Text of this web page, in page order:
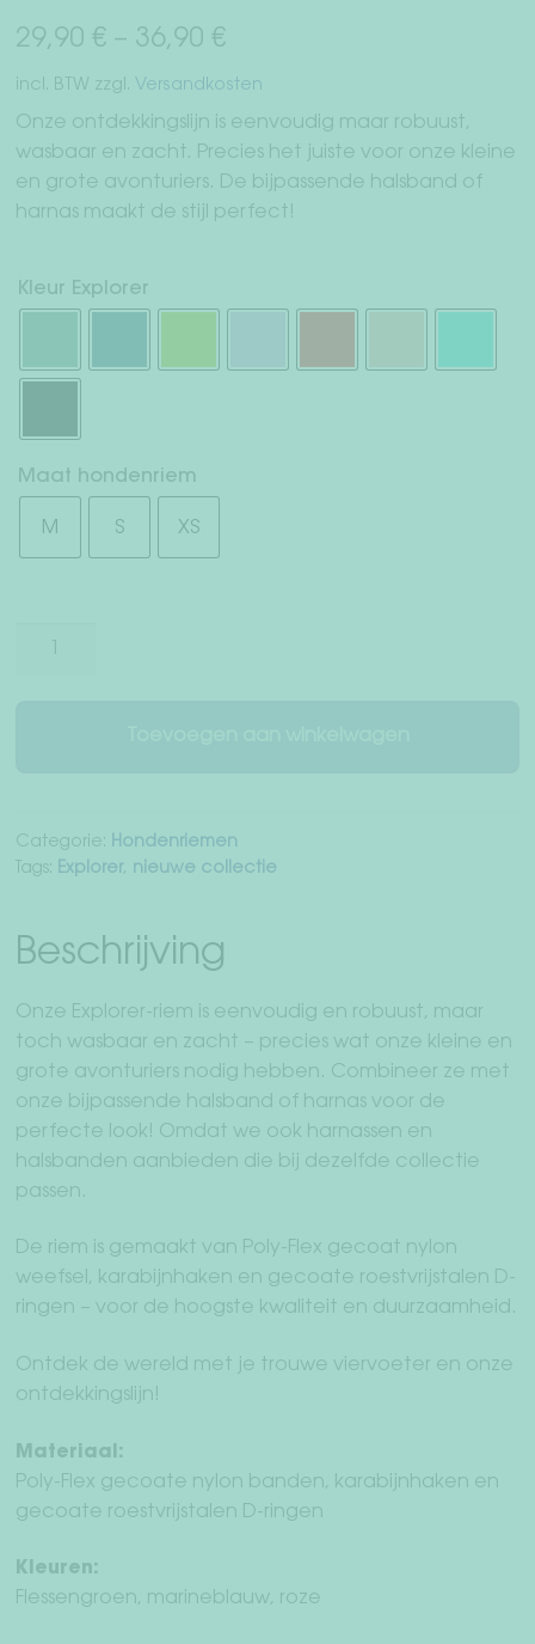
Herroepingsrecht
Servicevoorwaarden
Privacy
Afdruk
29,90 €– 36,90 €
incl. BTW zzgl. Versandkosten
Onze ontdekkingslijn is eenvoudig maar robuust,
wasbaar en zacht. Precies het juiste voor onze kleine
en grote avonturiers. De bijpassende halsband of
harnas maakt de stijl perfect!
Kleur Explorer
Maat hondenriem
M S XS
Hondenriem
Categorie: Hondenriemen
Tags: Explorer, nieuwe collectie
Beschrijving
Onze Explorer-riem is eenvoudig en robuust, maar
toch wasbaar en zacht – precies wat onze kleine en
grote avonturiers nodig hebben. Combineer ze met
onze bijpassende halsband of harnas voor de
perfecte look! Omdat we ook harnassen en
halsbanden aanbieden die bij dezelfde collectie
passen.
De riem is gemaakt van Poly-Flex gecoat nylon
weefsel, karabijnhaken en gecoate roestvrijstalen D-
ringen – voor de hoogste kwaliteit en duurzaamheid.
Ontdek de wereld met je trouwe viervoeter en onze
ontdekkingslijn!
Materiaal:
Poly-Flex gecoate nylon banden, karabijnhaken en
gecoate roestvrijstalen D-ringen
Kleuren:
Flessengroen, marineblauw, roze